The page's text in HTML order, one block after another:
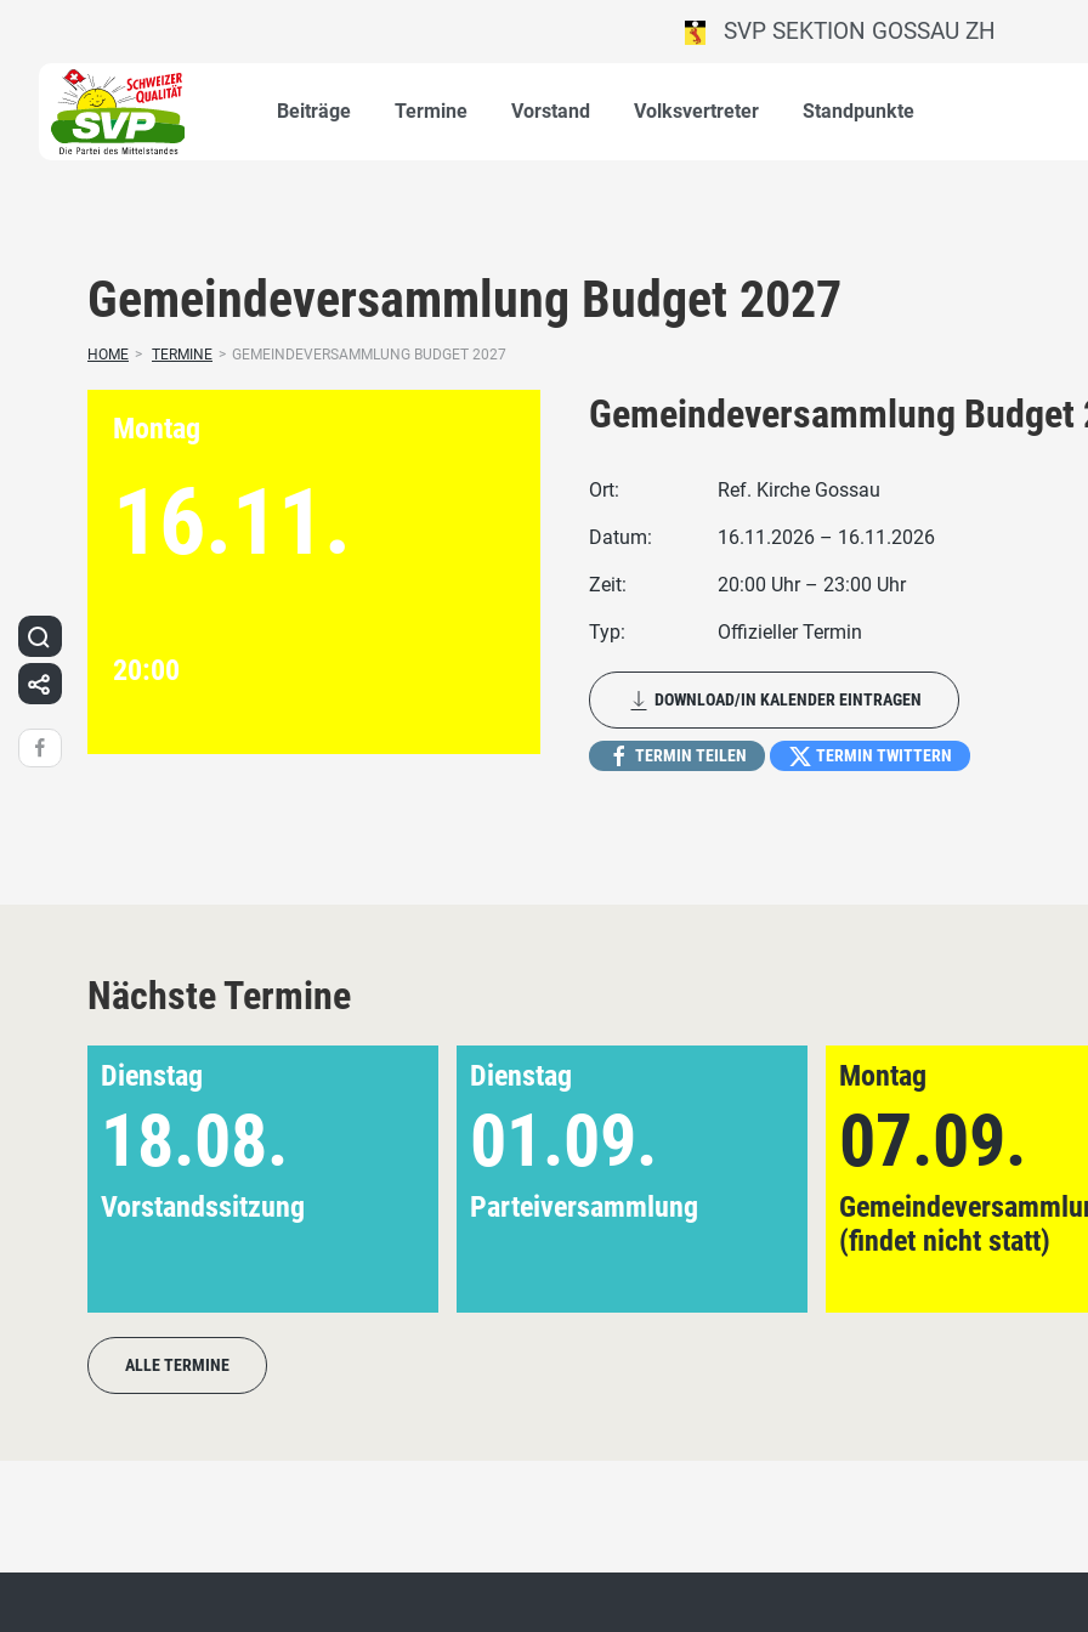
SVP SEKTION GOSSAU ZH
Beiträge Termine Vorstand Volksvertreter Standpunkte
Gemeindeversammlung Budget 2027
HOME > TERMINE > GEMEINDEVERSAMMLUNG BUDGET 2027
Montag
16.11.
20:00
Gemeindeversammlung Budget
Ort: Ref. Kirche Gossau
Datum: 16.11.2026 – 16.11.2026
Zeit: 20:00 Uhr – 23:00 Uhr
Typ: Offizieller Termin
DOWNLOAD/IN KALENDER EINTRAGEN
TERMIN TEILEN TERMIN TWITTERN
Nächste Termine
Dienstag
18.08.
Vorstandssitzung
Dienstag
01.09.
Parteiversammlung
Montag
07.09.
(findet nicht statt)
ALLE TERMINE